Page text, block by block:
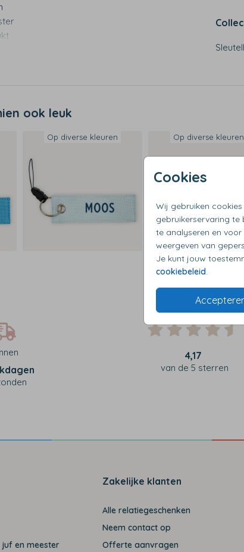
Cookies
Wij gebruiken
gebruikerservaring te
te analyseren en
weergeven van
Je kunt jouw
cookiebeleid
ook leuk
Op diverse kleuren Op diverse kleuren
4,17
van de 5 sterren
en meester
Zakelijke klanten
Alle relatiegeschenken
Neem contact op
Offerte aanvragen